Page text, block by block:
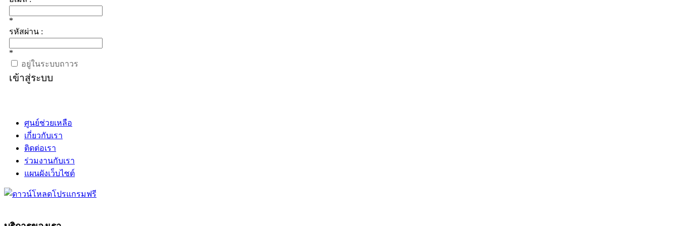
*
รหัสผ่าน :
*
อยู่ในระบบถาวร
เข้าสู่ระบบ
ศูนย์ช่วยเหลือ
เกี่ยวกับเรา
ติดต่อเรา
ร่วมงานกับเรา
แผนผังเว็บไซต์